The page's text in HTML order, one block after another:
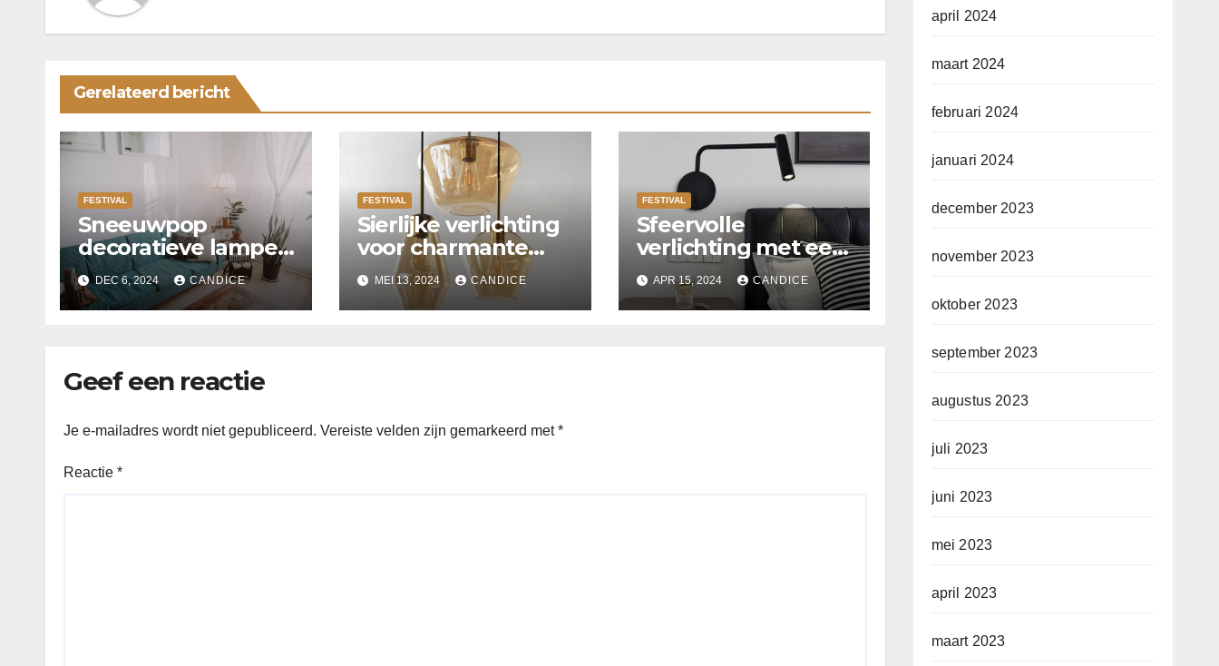
Gerelateerd bericht
FESTIVAL
Sneeuwpop
decoratieve lampen
perfect voor Kerst
DEC 6, 2024 CANDICE
FESTIVAL
Sierlijke verlichting
voor charmante
binnenplaats
MEI 13, 2024 CANDICE
FESTIVAL
Sfeervolle
verlichting met een
verlaagd plafond
met Suspended
ceiling light.
APR 15, 2024 CANDICE
Geef een reactie
Je e-mailadres wordt niet gepubliceerd. Vereiste velden zijn gemarkeerd met*
Reactie *
april 2024
maart 2024
februari 2024
januari 2024
december 2023
november 2023
oktober 2023
september 2023
augustus 2023
juli 2023
juni 2023
mei 2023
april 2023
maart 2023